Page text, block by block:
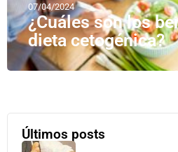
07/04/2024
¿Cuáles son los
dieta cetogénica?
Últimos posts